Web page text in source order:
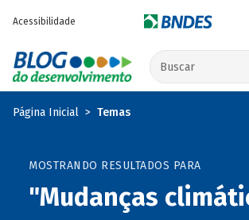
Acessibilidade
Buscar no site
Página Inicial Temas
MOSTRANDO RESULTADOS PARA
"Mudanças